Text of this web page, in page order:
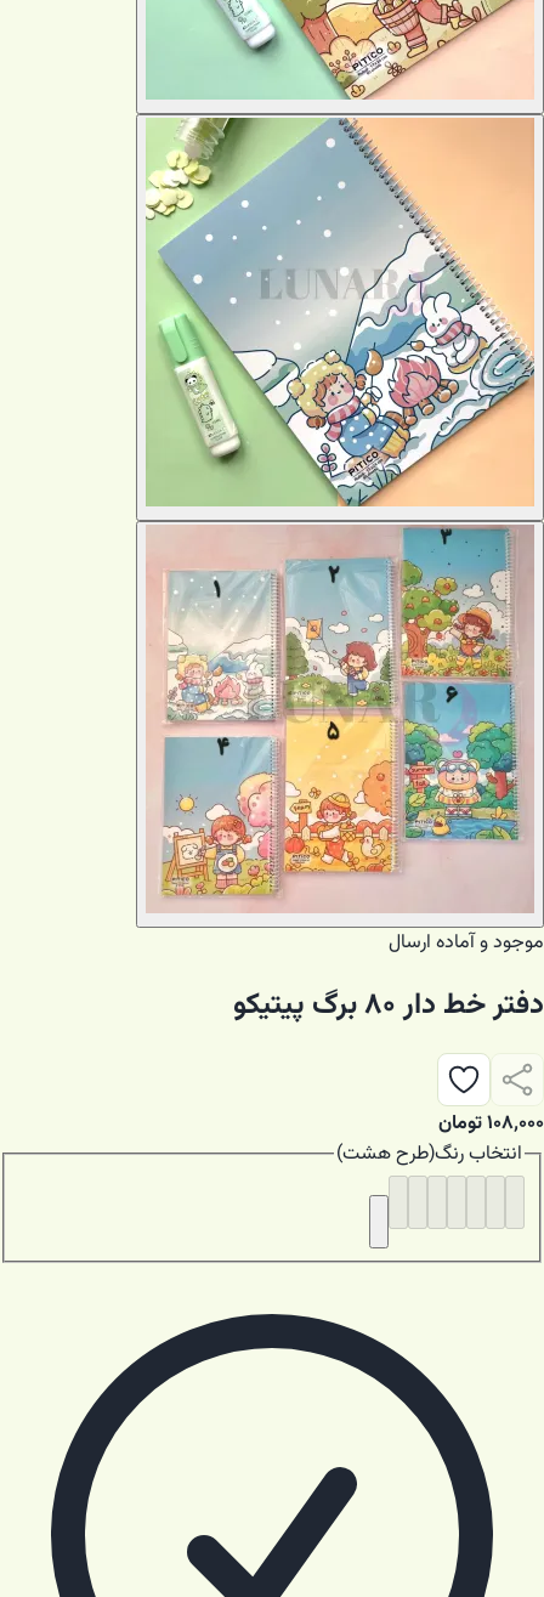
موجود و آماده ارسال
دفتر خط دار ۸۰ برگ پیتیکو
۱۰۸٬۰۰۰تومان
انتخابرنگ(طرح هشت)